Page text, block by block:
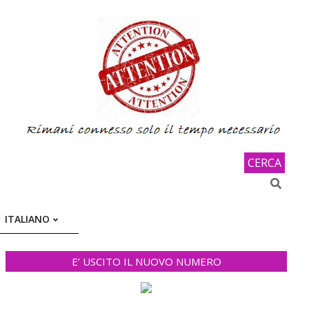
CERCA
Search
ITALIANO
E’ USCITO IL NUOVO NUMERO